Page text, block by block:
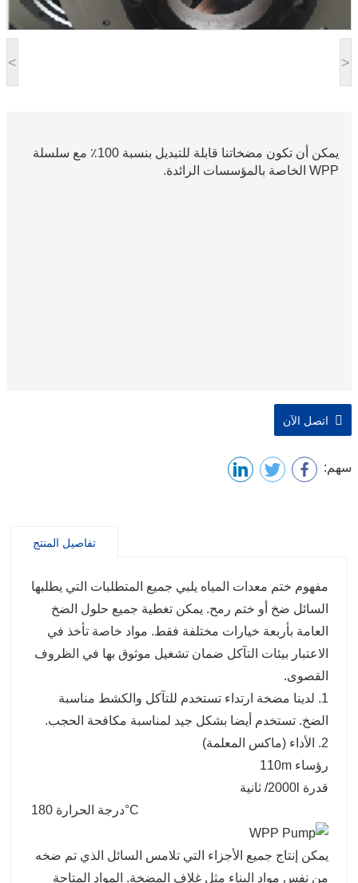
< >
يمكن أن تكون مضخاتنا قابلة للتبديل بنسبة 100٪ مع سلسلة
WPP الخاصة بالمؤسسات الرائدة.
اتصل الآن
سهم:
تفاصيل المنتج
مفهوم ختم معدات المياه يلبي جميع المتطلبات التي يطلبها
السائل ضخ أو ختم رمح. يمكن تغطية جميع حلول الضخ
العامة بأربعة خيارات مختلفة فقط. مواد خاصة تأخذ في
الاعتبار بيئات التآكل ضمان تشغيل موثوق بها في الظروف
القصوى.
1. لدينا مضخة ارتداء تستخدم للتآكل والكشط مناسبة
الضخ. تستخدم أيضا بشكل جيد لمناسبة مكافحة الحجب.
2. الأداء (ماكس المعلمة)
رؤساء 110m
قدرة 2000l/ ثانية
درجة الحرارة 180°C
يمكن إنتاج جميع الأجزاء التي تلامس السائل الذي تم ضخه
من نفس مواد البناء مثل غلاف المضخة. المواد المتاحة